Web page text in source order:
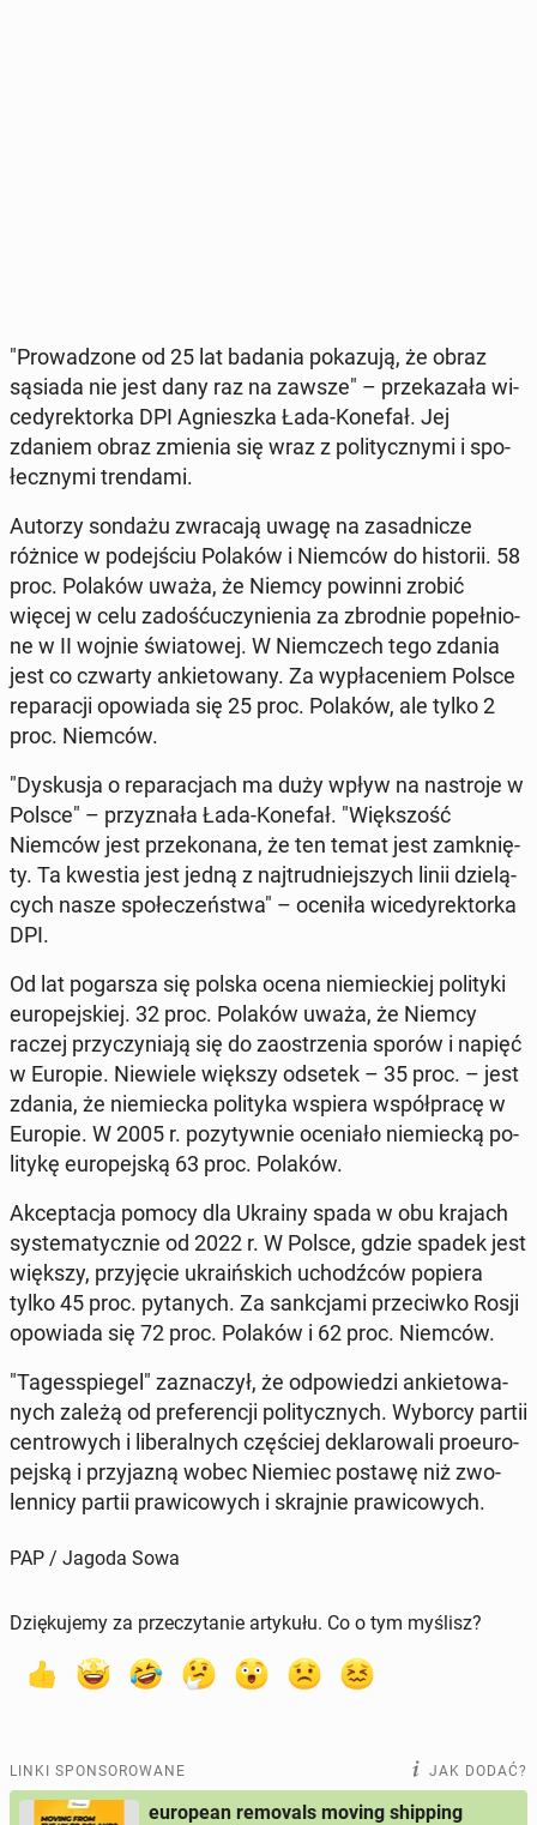
"Pro­wa­dzo­ne od 25 lat badania po­ka­zu­ją, że obraz
sąsiada nie jest dany raz na zawsze" – prze­ka­za­ła wi­
ce­dy­rek­tor­ka DPI Agniesz­ka Łada-Konefał. Jej
zdaniem obraz zmienia się wraz z po­li­tycz­ny­mi i spo­
łecz­ny­mi tren­da­mi.
Autorzy sondażu zwra­ca­ją uwagę na za­sad­ni­cze
różnice w po­dej­ściu Polaków i Niemców do hi­sto­rii. 58
proc. Polaków uważa, że Niemcy powinni zrobić
więcej w celu za­dość­uczy­nie­nia za zbrod­nie po­peł­nio­
ne w II wojnie świa­to­wej. W Niem­czech tego zdania
jest co czwarty an­kie­to­wa­ny. Za wy­pła­ce­niem Polsce
re­pa­ra­cji opo­wia­da się 25 proc. Polaków, ale tylko 2
proc. Niemców.
"Dys­ku­sja o re­pa­ra­cjach ma duży wpływ na na­stro­je w
Polsce" – przy­zna­ła Łada-Konefał. "Więk­szość
Niemców jest prze­ko­na­na, że ten temat jest za­mknię­
ty. Ta kwestia jest jedną z naj­trud­niej­szych linii dzie­lą­
cych nasze spo­łe­czeń­stwa" – oceniła wi­ce­dy­rek­tor­ka
DPI.
Od lat po­gar­sza się polska ocena nie­miec­kiej po­li­ty­ki
eu­ro­pej­skiej. 32 proc. Polaków uważa, że Niemcy
raczej przy­czy­nia­ją się do za­ostrze­nia sporów i napięć
w Europie. Nie­wie­le większy odsetek – 35 proc. – jest
zdania, że nie­miec­ka po­li­ty­ka wspiera współ­pra­cę w
Europie. W 2005 r. po­zy­tyw­nie oce­nia­ło nie­miec­ką po­
li­ty­kę eu­ro­pej­ską 63 proc. Polaków.
Ak­cep­ta­cja pomocy dla Ukrainy spada w obu krajach
sys­te­ma­tycz­nie od 2022 r. W Polsce, gdzie spadek jest
większy, przy­ję­cie ukra­iń­skich uchodź­ców popiera
tylko 45 proc. py­ta­nych. Za sank­cja­mi prze­ciw­ko Rosji
opo­wia­da się 72 proc. Polaków i 62 proc. Niemców.
"Ta­ges­spie­gel" za­zna­czył, że od­po­wie­dzi an­kie­to­wa­
nych zależą od pre­fe­ren­cji po­li­tycz­nych. Wyborcy partii
cen­tro­wych i li­be­ral­nych czę­ściej de­kla­ro­wa­li pro­eu­ro­
pej­ską i przy­ja­zną wobec Niemiec postawę niż zwo­
len­ni­cy partii pra­wi­co­wych i skraj­nie pra­wi­co­wych.
PAP / Jagoda Sowa
Dziękujemy za przeczytanie artykułu. Co o tym myślisz?
LINKI SPONSOROWANE JAK DODAĆ?
european removals moving shipping